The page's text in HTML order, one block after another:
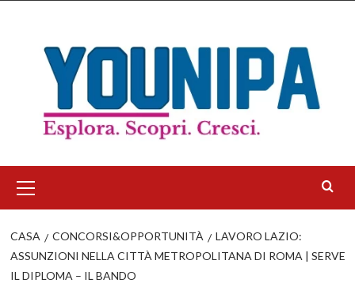
contenuto
principale
CASA CONCORSI&OPPORTUNITÀ
LAVORO LAZIO:
ASSUNZIONI NELLA CITTÀ METROPOLITANA DI ROMA | SERVE
IL DIPLOMA – IL BANDO